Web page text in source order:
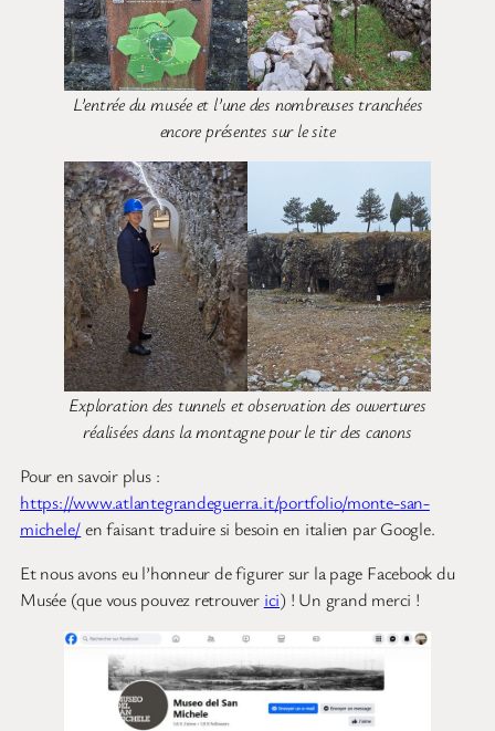
L’entrée du musée et l’une des nombreuses tranchées
encore présentes sur le site
Exploration des tunnels et observation des ouvertures
réalisées dans la montagne pour le tir des canons
Pour en savoir plus :
https://www.atlantegrandeguerra.it/portfolio/monte-san-
michele/en faisant traduire si besoin en italien par Google.
Et nous avons eu l’honneur de figurer sur la page Facebook du
Musée (que vous pouvez retrouver ici) ! Un grand merci !